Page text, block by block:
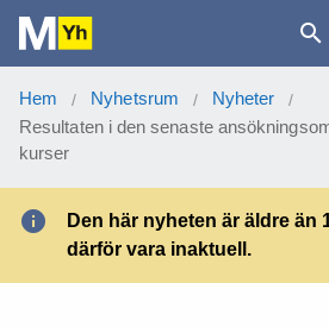
Hem / Nyhetsrum / Nyheter /
Resultaten i den senaste
kurser
Den här nyheten är äldre än
därför vara inaktuell.